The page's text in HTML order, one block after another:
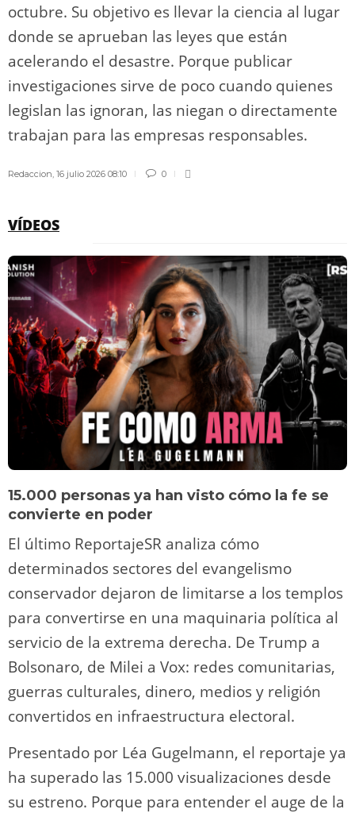
octubre. Su objetivo es llevar la ciencia al lugar
donde se aprueban las leyes que están
acelerando el desastre. Porque publicar
investigaciones sirve de poco cuando quienes
legislan las ignoran, las niegan o directamente
trabajan para las empresas responsables.
Redaccion, 16 julio 2026 08:10 0
VÍDEOS
15.000 personas ya han visto cómo la fe se
convierte en poder
El último ReportajeSR analiza cómo
determinados sectores del evangelismo
conservador dejaron de limitarse a los templos
para convertirse en una maquinaria política al
servicio de la extrema derecha. De Trump a
Bolsonaro, de Milei a Vox: redes comunitarias,
guerras culturales, dinero, medios y religión
convertidos en infraestructura electoral.
Presentado por Léa Gugelmann, el reportaje ya
ha superado las 15.000 visualizaciones desde
su estreno. Porque para entender el auge de la